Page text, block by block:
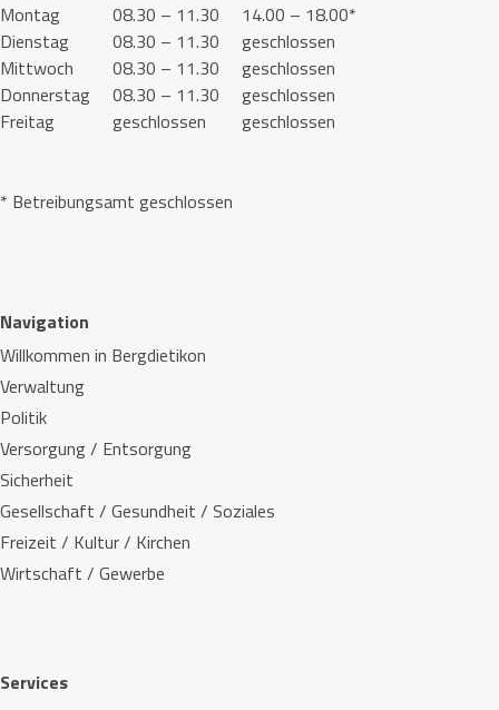
Montag
08.30 – 11.30 14.00 – 18.00*
Dienstag
08.30 – 11.30 geschlossen
Mittwoch
08.30 – 11.30 geschlossen
Donnerstag 08.30 – 11.30 geschlossen
Freitag
geschlossen geschlossen
* Betreibungsamt geschlossen
Navigation
Willkommen in Bergdietikon
Verwaltung
Politik
Versorgung / Entsorgung
Sicherheit
Gesellschaft / Gesundheit / Soziales
Freizeit / Kultur / Kirchen
Wirtschaft / Gewerbe
Services